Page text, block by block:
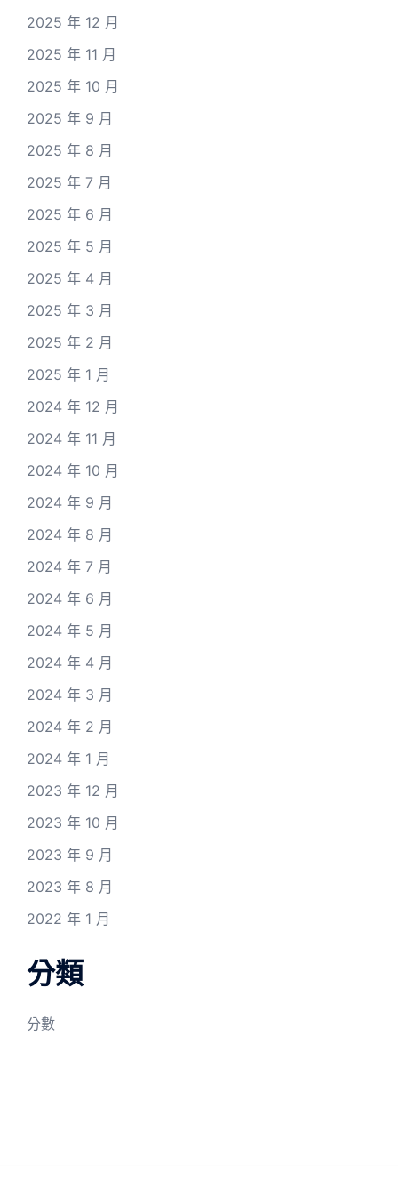
2025 年 12 月
2025 年 11 月
2025 年 10 月
2025 年 9 月
2025 年 8 月
2025 年 7 月
2025 年 6 月
2025 年 5 月
2025 年 4 月
2025 年 3 月
2025 年 2 月
2025 年 1 月
2024 年 12 月
2024 年 11 月
2024 年 10 月
2024 年 9 月
2024 年 8 月
2024 年 7 月
2024 年 6 月
2024 年 5 月
2024 年 4 月
2024 年 3 月
2024 年 2 月
2024 年 1 月
2023 年 12 月
2023 年 10 月
2023 年 9 月
2023 年 8 月
2022 年 1 月
分類
分數